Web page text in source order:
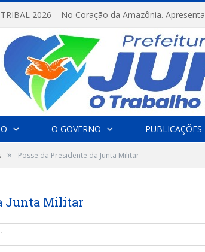
O GOVERNO PUBLICAÇÕES
» Posse da Presidente da Junta Militar
Junta Militar